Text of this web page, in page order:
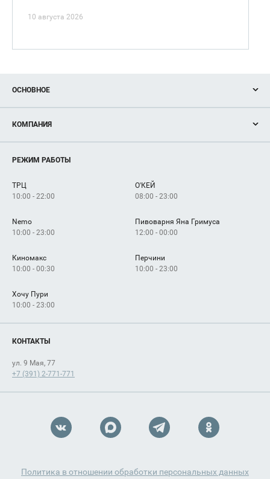
10 августа 2026
ОСНОВНОЕ
Новости
Магазины
Услуги
КОМПАНИЯ
Рекламодателям
Как добраться
РЕЖИМ РАБОТЫ
ТРЦ
10:00 - 22:00
О'КЕЙ
08:00 - 23:00
Nemo
10:00 - 23:00
Пивоварня Яна Гримуса
12:00 - 00:00
Киномакс
10:00 - 00:30
Перчини
10:00 - 23:00
Хочу Пури
10:00 - 23:00
КОНТАКТЫ
ул. 9 Мая, 77
+7 (391) 2-771-771
Политика в отношении обработки персональных данных